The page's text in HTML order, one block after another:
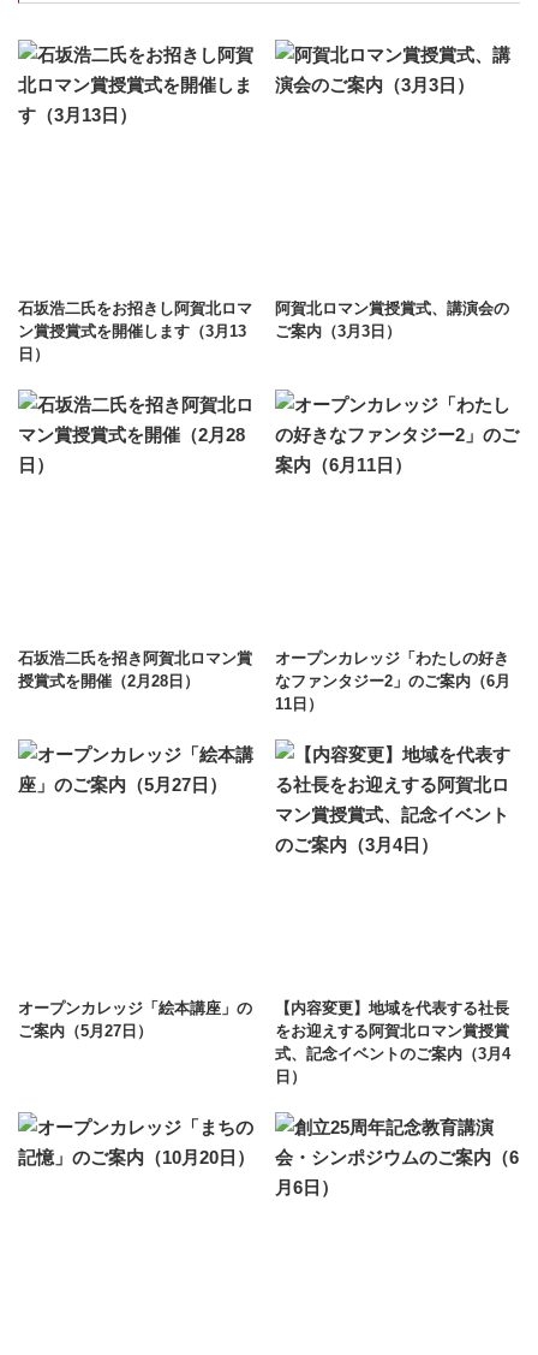
石坂浩二氏をお招きし阿賀北ロマ
ン賞授賞式を開催します（3月13
日）
阿賀北ロマン賞授賞式、講演会の
ご案内（3月3日）
石坂浩二氏を招き阿賀北ロマン賞
授賞式を開催（2月28日）
オープンカレッジ「わたしの好き
なファンタジー2」のご案内（6月
11日）
オープンカレッジ「絵本講座」の
ご案内（5月27日）
【内容変更】地域を代表する社長
をお迎えする阿賀北ロマン賞授賞
式、記念イベントのご案内（3月4
日）